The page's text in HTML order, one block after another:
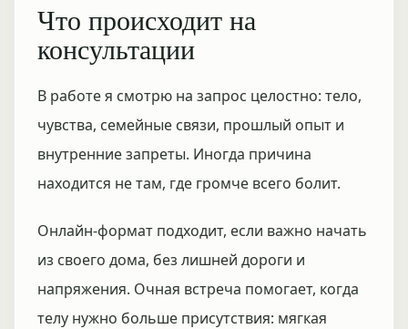
Что происходит на
консультации
В работе я смотрю на запрос целостно: тело,
чувства, семейные связи, прошлый опыт и
внутренние запреты. Иногда причина
находится не там, где громче всего болит.
Онлайн-формат подходит, если важно начать
из своего дома, без лишней дороги и
напряжения. Очная встреча помогает, когда
телу нужно больше присутствия: мягкая